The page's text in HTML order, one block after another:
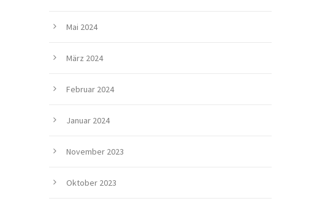
Mai 2024
März 2024
Februar 2024
Januar 2024
November 2023
Oktober 2023